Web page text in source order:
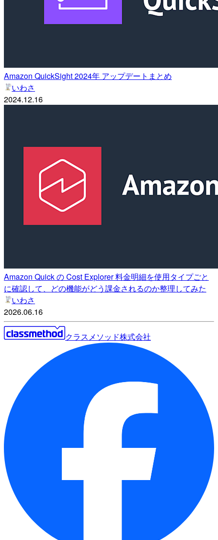
Amazon QuickSight 2024年 アップデートまとめ
いわさ
2024.12.16
Amazon Quick の Cost Explorer 料金明細を使用タイプごと
に確認して、どの機能がどう課金されるのか整理してみた
いわさ
2026.06.16
クラスメソッド株式会社